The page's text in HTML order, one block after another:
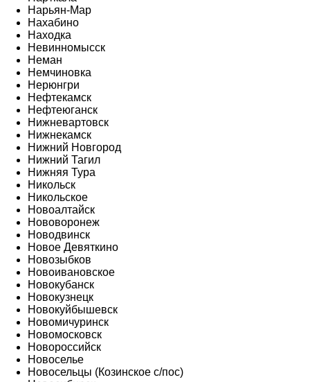
Нарьян-Мар
Нахабино
Находка
Невинномысск
Неман
Немчиновка
Нерюнгри
Нефтекамск
Нефтеюганск
Нижневартовск
Нижнекамск
Нижний Новгород
Нижний Тагил
Нижняя Тура
Никольск
Никольское
Новоалтайск
Нововоронеж
Новодвинск
Новое Девяткино
Новозыбков
Новоивановское
Новокубанск
Новокузнецк
Новокуйбышевск
Новомичуринск
Новомосковск
Новороссийск
Новоселье
Новосельцы (Козинское с/пос)